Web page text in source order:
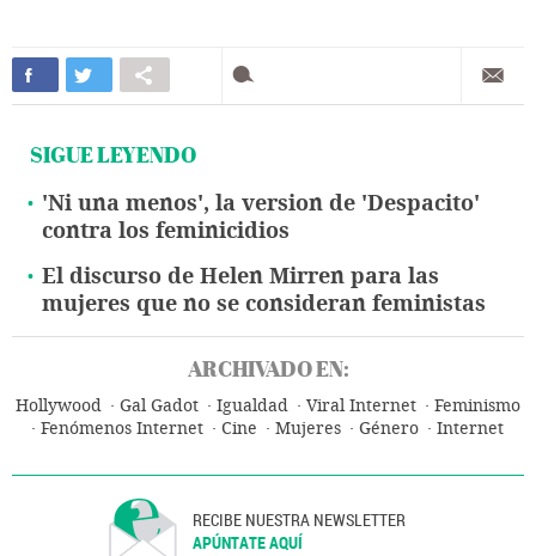
SIGUE LEYENDO
'Ni una menos', la version de 'Despacito'
contra los feminicidios
El discurso de Helen Mirren para las
mujeres que no se consideran feministas
ARCHIVADO EN:
Hollywood Gal Gadot Igualdad Viral Internet
Feminismo
Fenómenos Internet
Cine Mujeres Género Internet
RECIBE NUESTRA NEWSLETTER
APÚNTATE AQUÍ